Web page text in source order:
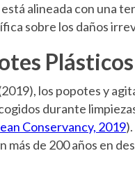
alineada con una
sobre los daños
Plásticos
los popotes y
durante
Conservancy, 2019
más de 200 años en